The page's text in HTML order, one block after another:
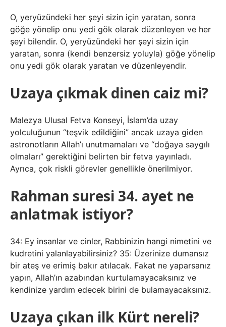
O, yeryüzündeki her şeyi sizin için yaratan, sonra
göğe yönelip onu yedi gök olarak düzenleyen ve her
şeyi bilendir. O, yeryüzündeki her şeyi sizin için
yaratan, sonra (kendi benzersiz yoluyla) göğe yönelip
onu yedi gök olarak yaratan ve düzenleyendir.
Uzaya çıkmak dinen caiz mi?
Malezya Ulusal Fetva Konseyi, İslam’da uzay
yolculuğunun “teşvik edildiğini” ancak uzaya giden
astronotların Allah’ı unutmamaları ve “doğaya saygılı
olmaları” gerektiğini belirten bir fetva yayınladı.
Ayrıca, çok riskli görevler genellikle önerilmiyor.
Rahman suresi 34. ayet ne
anlatmak istiyor?
34: Ey insanlar ve cinler, Rabbinizin hangi nimetini ve
kudretini yalanlayabilirsiniz? 35: Üzerinize dumansız
bir ateş ve erimiş bakır atılacak. Fakat ne yaparsanız
yapın, Allah’ın azabından kurtulamayacaksınız ve
kendinize yardım edecek birini de bulamayacaksınız.
Uzaya çıkan ilk Kürt nereli?